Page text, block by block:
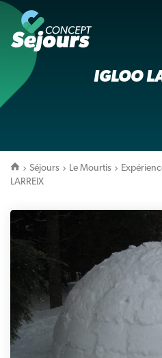
IGLOO
Séjours Le Mourtis
LARREIX